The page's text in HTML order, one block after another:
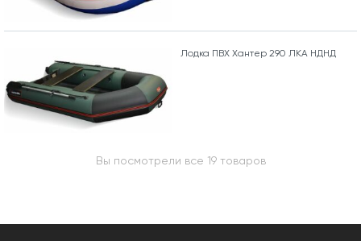
Лодка ПВХ Хантер 290 ЛКА НДНД
Вы посмотрели все 19 товаров